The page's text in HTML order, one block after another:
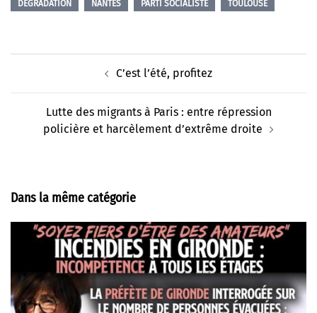
DÉGRADATION NANTES PARTI SOCIALISTE TOULOUSE
C’est l’été, profitez
Lutte des migrants à Paris : entre répression
policière et harcèlement d’extrême droite
Dans la même catégorie